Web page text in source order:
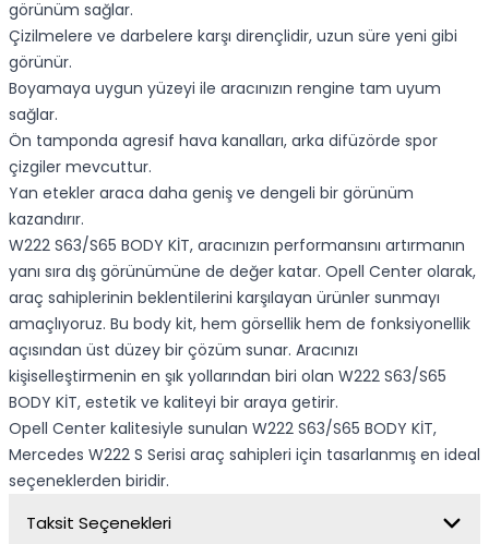
görünüm sağlar.
Çizilmelere ve darbelere karşı dirençlidir, uzun süre yeni gibi
görünür.
Boyamaya uygun yüzeyi ile aracınızın rengine tam uyum
sağlar.
Ön tamponda agresif hava kanalları, arka difüzörde spor
çizgiler mevcuttur.
Yan etekler araca daha geniş ve dengeli bir görünüm
kazandırır.
W222 S63/S65 BODY KİT, aracınızın performansını artırmanın
yanı sıra dış görünümüne de değer katar. Opell Center olarak,
araç sahiplerinin beklentilerini karşılayan ürünler sunmayı
amaçlıyoruz. Bu body kit, hem görsellik hem de fonksiyonellik
açısından üst düzey bir çözüm sunar. Aracınızı
kişiselleştirmenin en şık yollarından biri olan W222 S63/S65
BODY KİT, estetik ve kaliteyi bir araya getirir.
Opell Center kalitesiyle sunulan W222 S63/S65 BODY KİT,
Mercedes W222 S Serisi araç sahipleri için tasarlanmış en ideal
seçeneklerden biridir.
Taksit Seçenekleri